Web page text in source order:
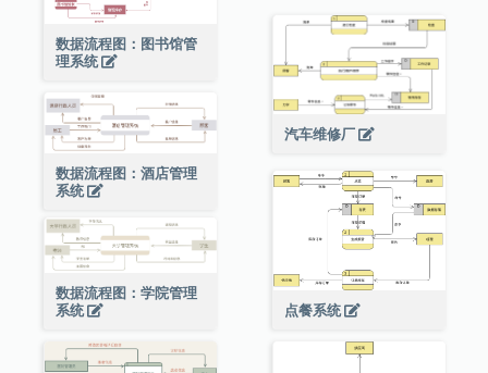
数据流程图：图书馆管
理系统
汽车维修厂
数据流程图：酒店管理
系统
点餐系统
数据流程图：学院管理
系统